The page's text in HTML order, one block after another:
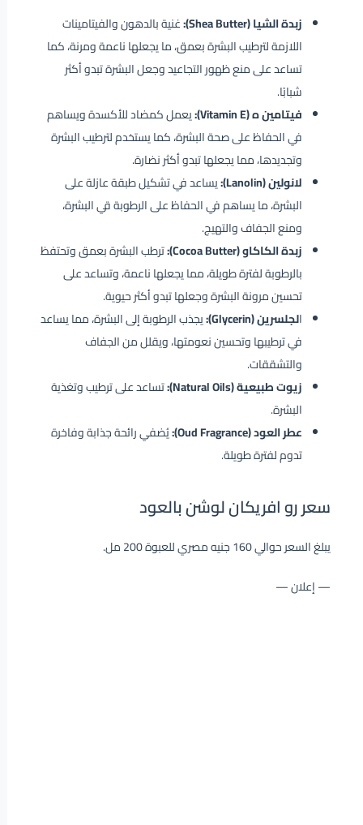
زبدة الشيا (Shea Butter):
غنية بالدهون والفيتامينات
اللازمة لترطيب البشرة بعمق، ما يجعلها ناعمة ومرنة، كما
تساعد على منع ظهور التجاعيد وجعل البشرة تبدو أكثر
شبابًا.
فيتامين ه (Vitamin E):
يعمل كمضاد للأكسدة ويساهم
في الحفاظ على صحة البشرة، كما يستخدم لترطيب البشرة
وتجديدها، مما يجعلها تبدو أكثر نضارة.
لانولين (Lanolin):
يساعد في تشكيل طبقة عازلة على
البشرة، ما يساهم في الحفاظ على الرطوبة قي البشرة،
ومنع الجفاف والتهيج.
زبدة الكاكاو (Cocoa Butter):
ترطب البشرة بعمق وتحتفظ
بالرطوبة لفترة طويلة، مما يجعلها ناعمة، وتساعد على
تحسين مرونة البشرة وجعلها تبدو أكثر حيوية.
الجلسرين (Glycerin):
يجذب الرطوبة إلى البشرة، مما يساعد
في ترطيبها وتحسين نعومتها، ويقلل من الجفاف
والتشققات.
زيوت طبيعية (Natural Oils):
تساعد على ترطيب وتغذية
البشرة.
عطر العود (Oud Fragrance):
يُضفي رائحة جذابة وفاخرة
تدوم لفترة طويلة.
سعر رو افريكان لوشن بالعود
يبلغ السعر حوالي 160 جنيه مصري للعبوة 200 مل.
— إعلان —